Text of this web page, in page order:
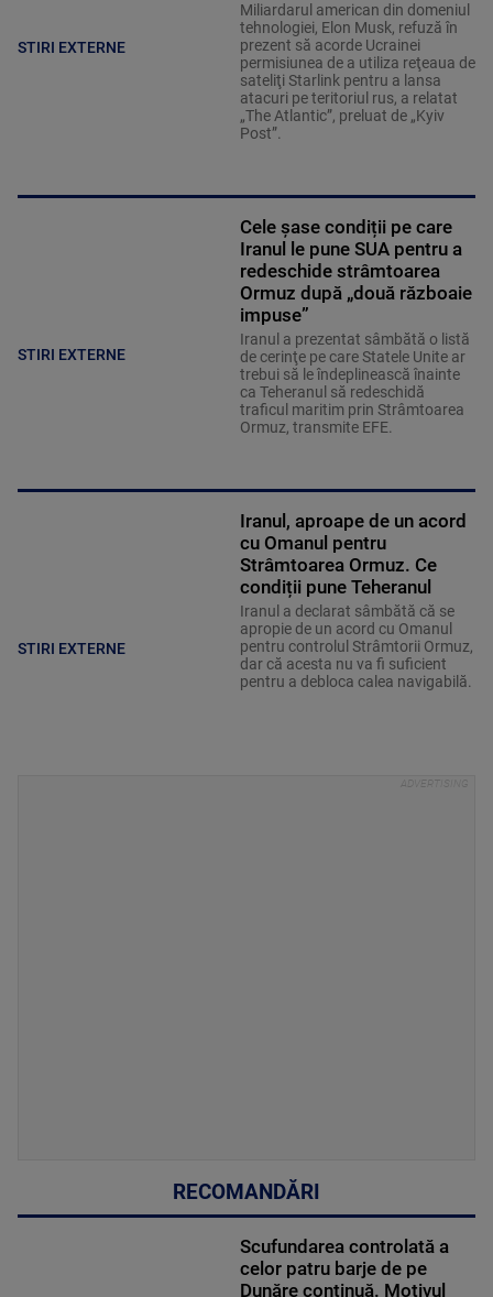
STIRI EXTERNE
Miliardarul american din domeniul
tehnologiei, Elon Musk, refuză în
prezent să acorde Ucrainei
permisiunea de a utiliza reţeaua de
sateliţi Starlink pentru a lansa
atacuri pe teritoriul rus, a relatat
„The Atlantic”, preluat de „Kyiv
Post”.
STIRI EXTERNE
Cele șase condiții pe care
Iranul le pune SUA pentru a
redeschide strâmtoarea
Ormuz după „două războaie
impuse”
Iranul a prezentat sâmbătă o listă
de cerinţe pe care Statele Unite ar
trebui să le îndeplinească înainte
ca Teheranul să redeschidă
traficul maritim prin Strâmtoarea
Ormuz, transmite EFE.
STIRI EXTERNE
Iranul, aproape de un acord
cu Omanul pentru
Strâmtoarea Ormuz. Ce
condiții pune Teheranul
Iranul a declarat sâmbătă că se
apropie de un acord cu Omanul
pentru controlul Strâmtorii Ormuz,
dar că acesta nu va fi suficient
pentru a debloca calea navigabilă.
RECOMANDĂRI
Scufundarea controlată a
celor patru barje de pe
Dunăre continuă. Motivul